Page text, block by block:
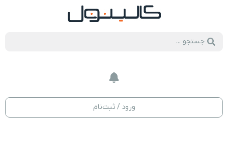
ورود / ثبت‌نام